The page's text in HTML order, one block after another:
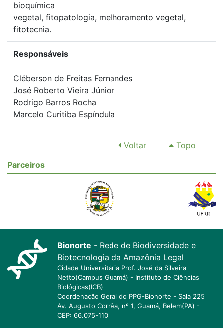
bioquímica
vegetal, fitopatologia, melhoramento vegetal,
fitotecnia.
Responsáveis
Cléberson de Freitas Fernandes
José Roberto Vieira Júnior
Rodrigo Barros Rocha
Marcelo Curitiba Espíndula
Voltar
Topo
Parceiros
Bionorte - Rede de Biodiversidade e
Biotecnologia da Amazônia Legal
Cidade Universitária Prof. José da Silveira
Netto(Campus Guamá) - Instituto de Ciências
Biológicas(ICB)
Coordenação Geral do PPG-Bionorte - Sala 225
Av. Augusto Corrêa, nº 1, Guamá, Belem(PA) -
CEP: 66.075-110